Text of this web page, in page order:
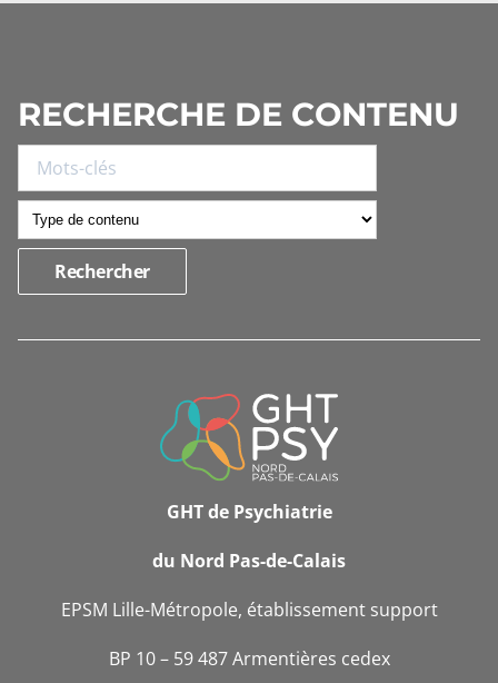
RECHERCHE DE CONTENU
INFORMATIONS
GHT de Psychiatrie
du Nord Pas-de-Calais
EPSM Lille-Métropole, établissement support
BP 10 – 59 487 Armentières cedex